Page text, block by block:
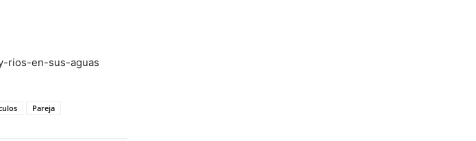
rios-en-sus-aguas
Pareja